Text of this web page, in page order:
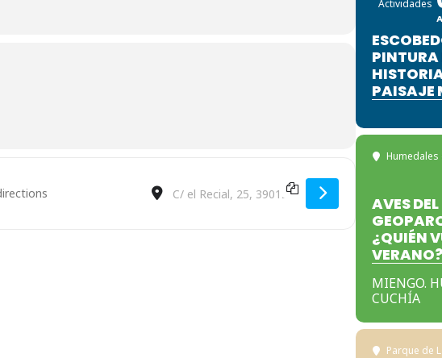
(DE DEVOLUCIÓN). JORNADAS DE PARTICIPACIÓN [PU93WUCME]
DESTINO - SESIÓN INTERSECTORIAL (DE
Actividades
PAISAJE
Humedales
AVES DEL
¿QUIÉN
VERANO?
MIENGO.
CUCHÍA
Parque de